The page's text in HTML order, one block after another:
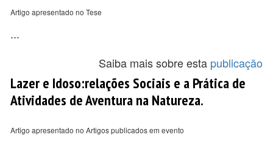
Artigo apresentado no Tese
...
Saiba mais sobre esta publicação
Lazer e Idoso:relações Sociais e a Prática de
Atividades de Aventura na Natureza.
Artigo apresentado no Artigos publicados em evento